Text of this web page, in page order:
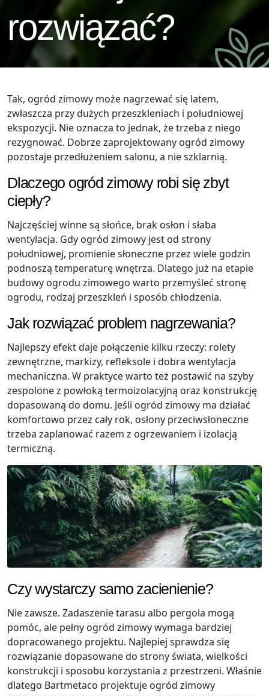
Konstrukcje tarasowe
Przeszklony taras
Szklana zabudowa tarasu
Tarasy oszklone
Taras zimowy
Tarasola
Tarasy zadaszenia
Zwijane zadaszenie tarasu
Zabudowa tarasu stała
Zadaszenie Tarasu >
Nowoczesna zabudowa tarasu
Zadaszenie tarasu drewniane
Zadaszenie tarasu nowoczesne
Zadaszenie tarasu przydomowe
Zadaszenie tarasu rozsuwane
Pergole >
Pergole Tarasowe Wolnostojące
Pergole Aluminiowe
Pergole Metalowe
Pergole Ogrodowe
Pergole Tarasowe
Systemy Osłonowe >
Refleksole
System Veranda
Okna PCV/ALU
Drzwi PCV/ALU
rozwiązać?
Tak, ogród zimowy może nagrzewać się latem,
zwłaszcza przy dużych przeszkleniach i południowej
ekspozycji. Nie oznacza to jednak, że trzeba z niego
rezygnować. Dobrze zaprojektowany ogród zimowy
pozostaje przedłużeniem salonu, a nie szklarnią.
Dlaczego ogród zimowy robi się zbyt
ciepły?
Najczęściej winne są słońce, brak osłon i słaba
wentylacja. Gdy ogród zimowy jest od strony
południowej, promienie słoneczne przez wiele godzin
podnoszą temperaturę wnętrza. Dlatego już na etapie
budowy ogrodu zimowego warto przemyśleć stronę
ogrodu, rodzaj przeszkleń i sposób chłodzenia.
Jak rozwiązać problem nagrzewania?
Najlepszy efekt daje połączenie kilku rzeczy: rolety
zewnętrzne, markizy, refleksole i dobra wentylacja
mechaniczna. W praktyce warto też postawić na szyby
zespolone z powłoką termoizolacyjną oraz konstrukcję
dopasowaną do domu. Jeśli ogród zimowy ma działać
komfortowo przez cały rok, osłony przeciwsłoneczne
trzeba zaplanować razem z ogrzewaniem i izolacją
termiczną.
Czy wystarczy samo zacienienie?
Nie zawsze. Zadaszenie tarasu albo pergola mogą
pomóc, ale pełny ogród zimowy wymaga bardziej
dopracowanego projektu. Najlepiej sprawdza się
rozwiązanie dopasowane do strony świata, wielkości
konstrukcji i sposobu korzystania z przestrzeni. Właśnie
dlatego Bartmetaco projektuje ogród zimowy